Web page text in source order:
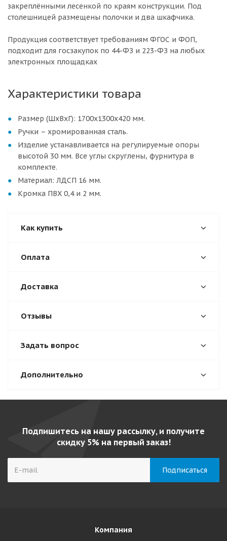
закреплёнными лесенкой по краям конструкции. Под
столешницей размещены полочки и два шкафчика.
Продукция соответствует требованиям ФГОС и ФОП,
подходит для госзакупок по 44-ФЗ и 223-ФЗ на любых
электронных площадках
Характеристики товара
Размер (ШхВхГ): 1700х1300х420 мм.
Ручки – хромированная сталь.
Изделие устанавливается на регулируемые опоры
высотой 30 мм. Все углы скруглены, фурнитура в
комплекте.
Материал: ЛДСП 16 мм.
Кромка ПВХ 0,4 и 2 мм.
Как купить
Оплата
Доставка
Отзывы
Задать вопрос
Дополнительно
Подпишитесь на нашу рассылку, и получите
скидку 5% на первый заказ!
Компания